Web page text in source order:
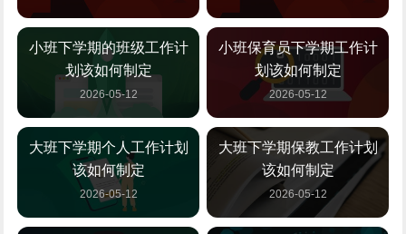
小班下学期的班级工作计
划该如何制定
2026-05-12
小班保育员下学期工作计
划该如何制定
2026-05-12
大班下学期个人工作计划
该如何制定
2026-05-12
大班下学期保教工作计划
该如何制定
2026-05-12